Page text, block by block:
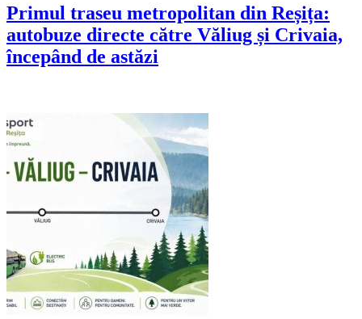
Primul traseu metropolitan din Reșița:
autobuze directe către Văliug și Crivaia,
începând de astăzi